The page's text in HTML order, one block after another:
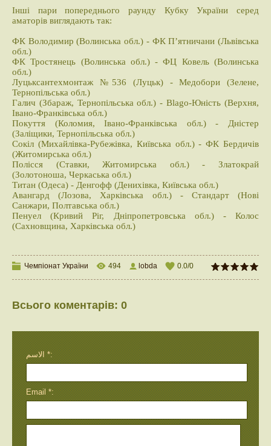
Інші пари попереднього раунду Кубку України серед
аматорів виглядають так:
ФК Володимир (Волинська обл.) - ФК П’ятничани (Львівська
обл.)
ФК Тростянець (Волинська обл.) - ФЦ Ковель (Волинська
обл.)
Луцьксантехмонтаж №536 (Луцьк) - Медобори (Зелене,
Тернопільська обл.)
Галич (Збараж, Тернопільська обл.) - Blago-Юність (Верхня,
Івано-Франківська обл.)
Покуття (Коломия, Івано-Франківська обл.) - Дністер
(Заліщики, Тернопільська обл.)
Сокіл (Михайлівка-Рубежівка, Київська обл.) - ФК Бердичів
(Житомирська обл.)
Полісся (Ставки, Житомирська обл.) - Златокрай
(Золотоноша, Черкаська обл.)
Титан (Одеса) - Денгофф (Денихівка, Київська обл.)
Авангард (Лозова, Харківська обл.) - Стандарт (Нові
Санжари, Полтавська обл.)
Пенуел (Кривий Ріг, Дніпропетровська обл.) - Колос
(Сахновщина, Харківська обл.)
Чемпіонат України 494 lobda 0.0/0
Всього коментарів: 0
الاسم *:
Email *: